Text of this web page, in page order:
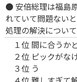
● 安倍総理は福島
れていて問題ない
処理の解決につい
１位
２位
３位
間に合うか
ピックがな
う